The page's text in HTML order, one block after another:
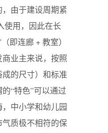
由于建设周期紧
使用，因此在长
即连廊 + 教室）
业主来说，按照
的尺寸）和标准
“特色”可以通过
中小学和幼儿园
质极不相符的保